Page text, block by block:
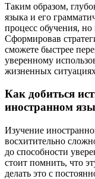
Таким образом,
языка и его
процесс обучения, но
Сформировав
сможете быстрее
уверенному
жизненных
Как добиться
иностранном
Изучение
восхитительно
до способности
стоит помнить, что
делать это с